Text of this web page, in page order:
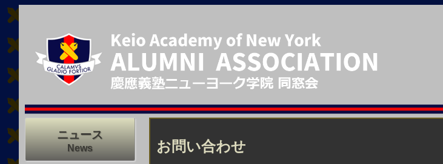
ニュース
News お問い合わせ